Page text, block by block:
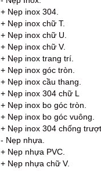
+ Nẹp inox 304.
+ Nẹp inox chữ T.
+ Nẹp inox chữ U.
+ Nẹp inox chữ V.
+ Nẹp inox trang trí.
+ Nẹp inox góc tròn.
+ Nẹp inox cầu thang.
+ Nẹp inox 304 chữ L
+ Nẹp inox bo góc tròn.
+ Nẹp inox bo góc vuông.
+ Nẹp inox 304 chống
- Nẹp nhựa.
+ Nẹp nhựa PVC.
+ Nẹp nhựa chữ V.